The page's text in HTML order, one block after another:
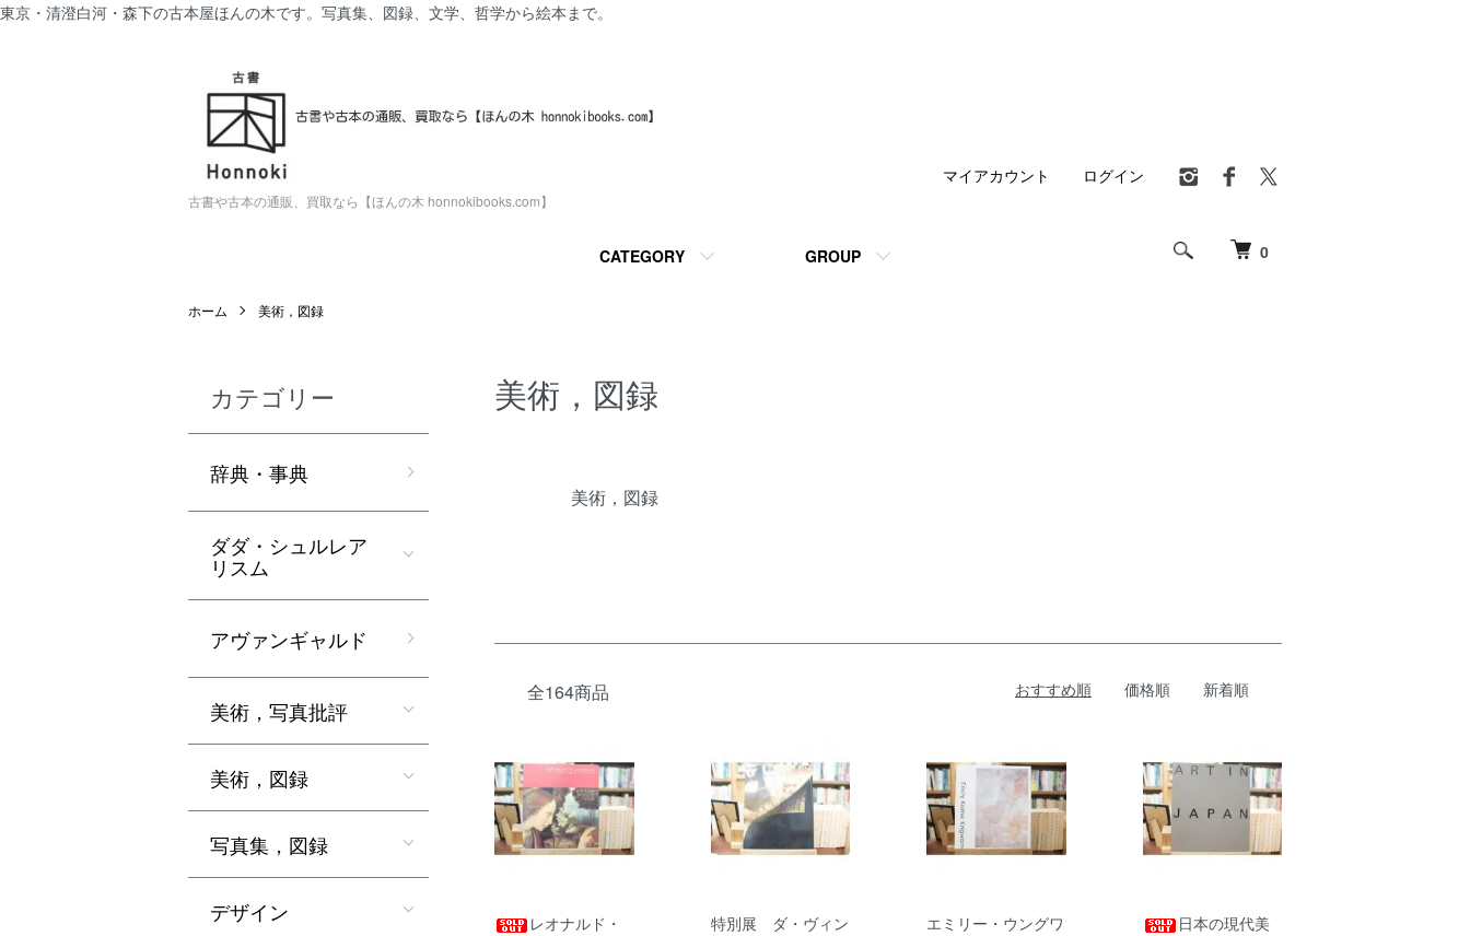
東京・清澄白河・森下の古本屋ほんの木です。写真集、図録、文学、哲学から絵本まで。
古書や古本の通販、買取なら【ほんの木 honnokibooks.com】
0
CATEGORY GROUP
マイアカウント ログイン
ホーム 美術，図録
美術，図録
美術，図録
全164商品 おすすめ順 価格順 新着順
レオナルド・
特別展 ダ・ヴィン
エミリー・ウングワ
日本の現代美
カテゴリー
辞典・事典
ダダ・シュルレア
リスム
アヴァンギャルド
美術，写真批評
美術，図録
写真集，図録
デザイン